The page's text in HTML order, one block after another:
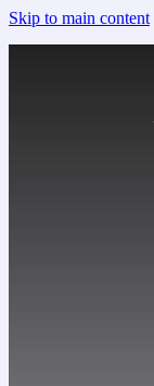
Skip to main content